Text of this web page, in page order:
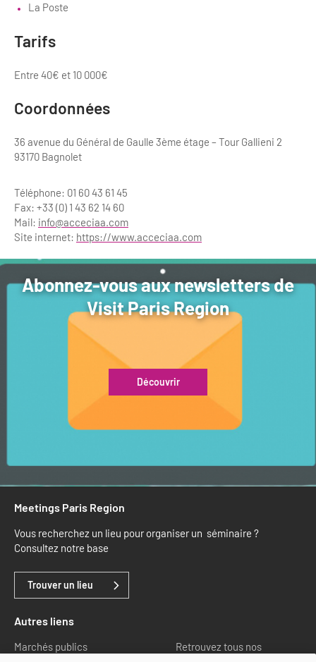
La Poste
Tarifs
Entre 40€ et 10 000€
Coordonnées
36 avenue du Général de Gaulle 3ème étage – Tour Gallieni 2
93170 Bagnolet
Téléphone: 01 60 43 61 45
Fax: +33 (0) 1 43 62 14 60
Mail: info@acceciaa.com
Site internet: https://www.acceciaa.com
Abonnez-vous aux newsletters de
Visit Paris Region
Découvrir
Meetings Paris Region
Vous recherchez un lieu pour organiser un séminaire ?
Consultez notre base
Trouver un lieu
Autres liens
Marchés publics
Retrouvez tous nos